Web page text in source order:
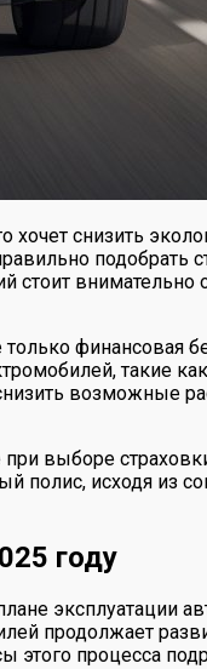
снизить
стоит
финансовая
такие
возможные
выборе
полис, исходя из
году
эксплуатации
продолжает
процесса